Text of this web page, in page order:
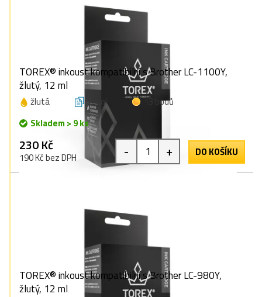
TOREX® inkoust kompatibilní s Brother LC-1100Y,
žlutý, 12 ml
žlutá 12 ml
13 bodů
Skladem > 9 ks
230 Kč
190 Kč bez DPH - + DO KOŠÍKU
TOREX® inkoust kompatibilní s Brother LC-980Y,
žlutý, 12 ml